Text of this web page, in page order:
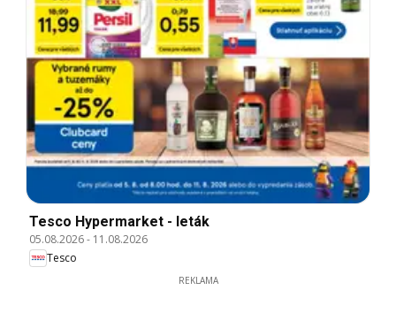
Tesco Hypermarket - leták
05.08.2026- 11.08.2026
Tesco
REKLAMA